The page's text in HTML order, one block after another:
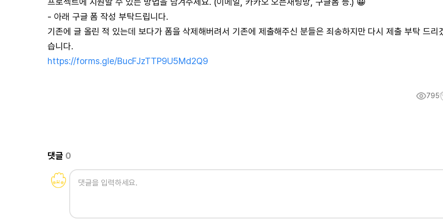
- 아래 구글 폼 작성 부탁드립니다.
기존에 글 올린 적 있는데 보다가 폼을 삭제해버려서 기존에 제출해주신 분들은 죄송하지만 다시 제출 부탁 드리
습니다.
https://forms.gle/BucFJzTTP9U5Md2Q9
795
댓글 0